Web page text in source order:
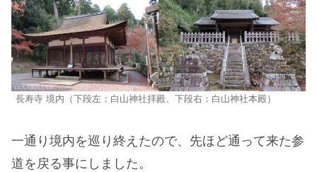
長寿寺 境内（下段左：白山神社拝殿、下段右：白山神社本殿）
一通り境内を巡り終えたので、先ほど通って来た参
道を戻る事にしました。